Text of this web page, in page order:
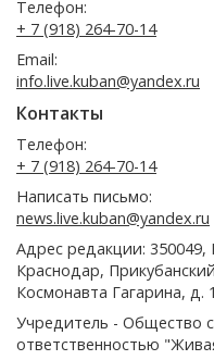
Телефон:
+ 7 (918) 264-70-14
Email:
info.live.kuban@yandex.ru
Контакты
Телефон:
+ 7 (918) 264-70-14
Написать письмо:
news.live.kuban@yandex.ru
Адрес редакции: 350049,
Краснодар,
Космонавта Гагарина,
Учредитель - Общество
ответственностью